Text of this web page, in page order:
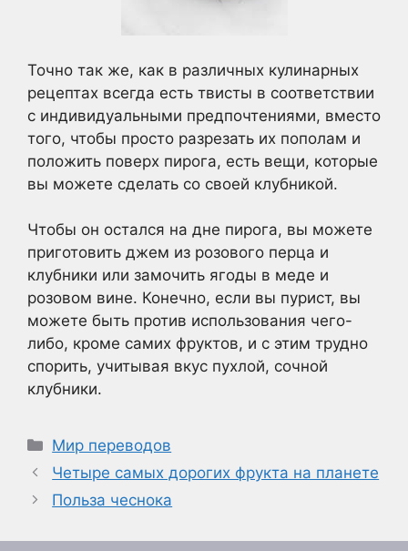
Точно так же, как в различных кулинарных
рецептах всегда есть твисты в соответствии
с индивидуальными предпочтениями, вместо
того, чтобы просто разрезать их пополам и
положить поверх пирога, есть вещи, которые
вы можете сделать со своей клубникой.
Чтобы он остался на дне пирога, вы можете
приготовить джем из розового перца и
клубники или замочить ягоды в меде и
розовом вине. Конечно, если вы пурист, вы
можете быть против использования чего-
либо, кроме самих фруктов, и с этим трудно
спорить, учитывая вкус пухлой, сочной
клубники.
Рубрики
Мир переводов
Четыре самых дорогих фрукта на планете
Польза чеснока